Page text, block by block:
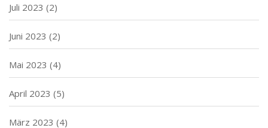
Juli 2023 (2)
Juni 2023 (2)
Mai 2023 (4)
April 2023 (5)
März 2023 (4)